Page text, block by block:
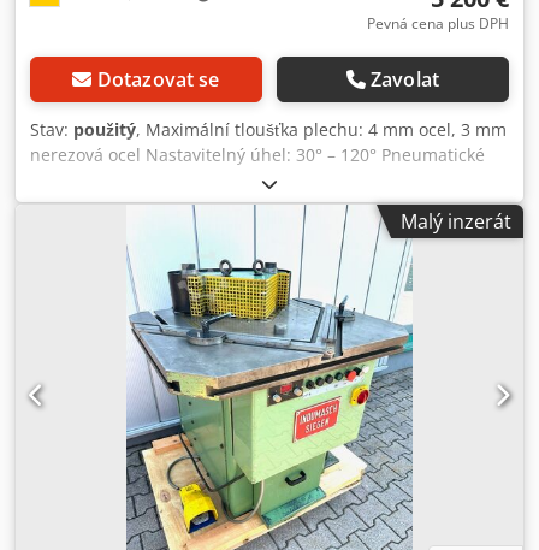
Pevná cena plus DPH
Dotazovat se Zavolat
Stav: použitý, Maximální tloušťka plechu: 4 mm ocel, 3 mm
nerezová ocel Nastavitelný úhel: 30° – 120° Pneumatické
nastavení úhlu Spouštění pohybu pomocí nožního spínače
Možnost nastavení jednotlivého nebo dvojitého zdvihu
pomocí voliče Hmotnost: přibližně 1000 kg Dsdozl Du Hopfx
Malý inzerát